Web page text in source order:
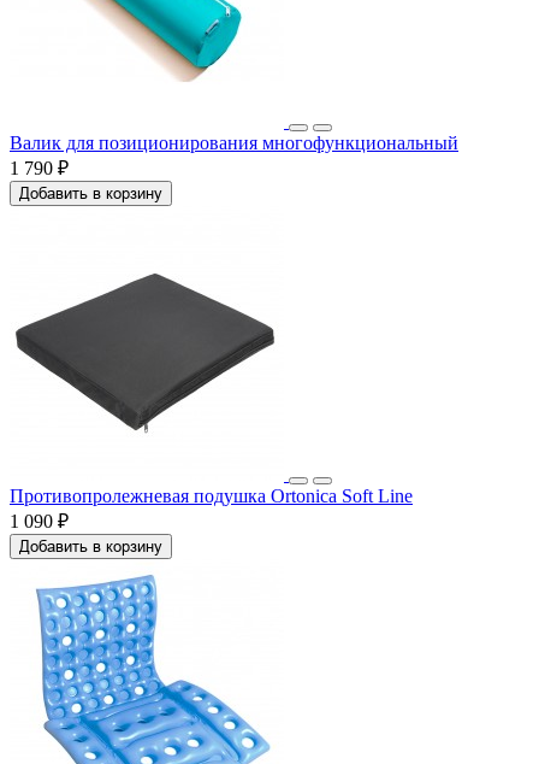
Валик для позиционирования многофункциональный
1 790 ₽
Добавить в корзину
Противопролежневая подушка Ortonica Soft Line
1 090 ₽
Добавить в корзину